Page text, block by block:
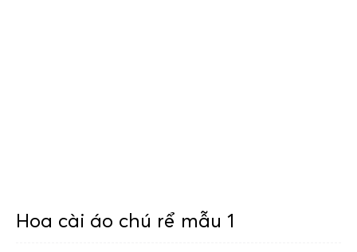
Hoa cài áo chú rể mẫu 1